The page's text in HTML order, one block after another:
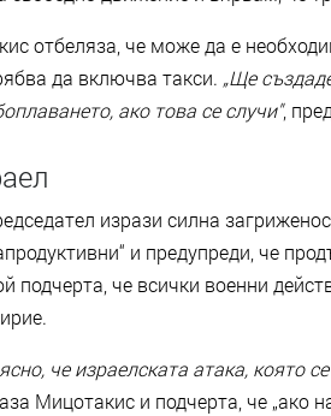
отбеляза, че може да е
да включва такси. „Ще
ако това се случи",
изрази силна
и предупреди, че
подчерта, че всички военни
че израелската атака, която
Мицотакис и подчерта, че „ако